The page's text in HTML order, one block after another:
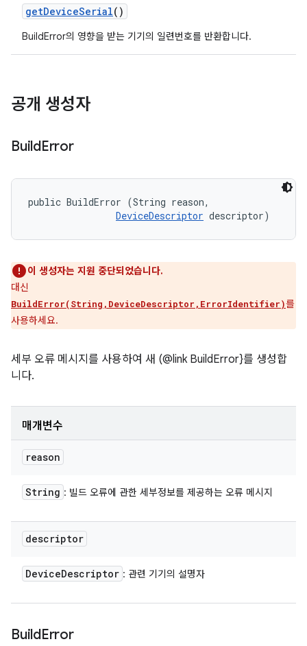
getDeviceSerial()
BuildError의 영향을 받는 기기의 일련번호를 반환합니다.
공개 생성자
BuildError
public BuildError (String reason,
DeviceDescriptor descriptor)
이 생성자는 지원 중단되었습니다.
대신
BuildError(String,DeviceDescriptor,ErrorIdentifier)를
사용하세요.
세부 오류 메시지를 사용하여 새 (@link BuildError}를 생성합
니다.
매개변수
reason
String : 빌드 오류에 관한 세부정보를 제공하는 오류 메시지
descriptor
DeviceDescriptor : 관련 기기의 설명자
BuildError